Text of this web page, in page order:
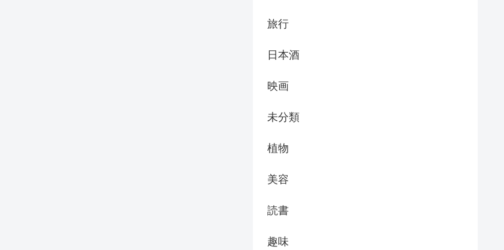
旅行
日本酒
映画
未分類
植物
美容
読書
趣味